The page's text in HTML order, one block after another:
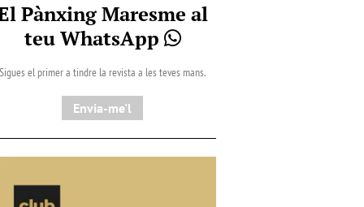
Pànxing Maresme al
teu WhatsApp
Sigues el primer a tindre la revista a les teves mans.
Envia-me'l